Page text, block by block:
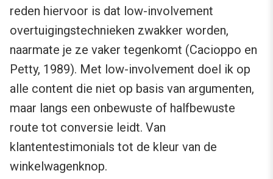
reden hiervoor is dat low-involvement
overtuigingstechnieken zwakker worden,
naarmate je ze vaker tegenkomt (Cacioppo en
Petty, 1989). Met low-involvement doel ik op
alle content die niet op basis van argumenten,
maar langs een onbewuste of halfbewuste
route tot conversie leidt. Van
klantentestimonials tot de kleur van de
winkelwagenknop.